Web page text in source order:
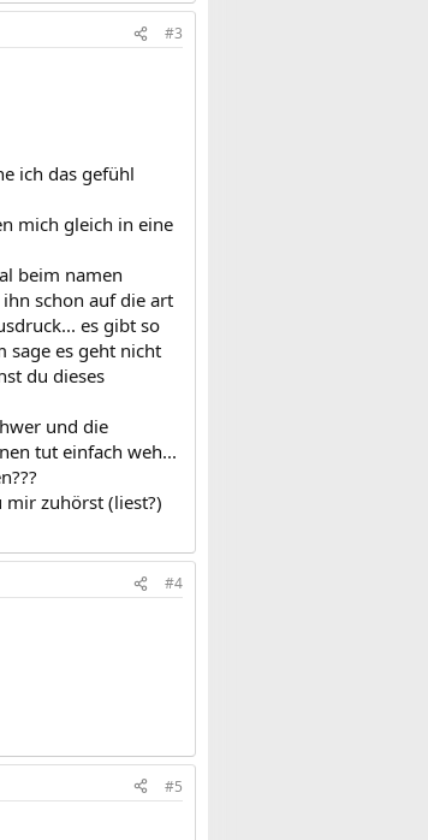
#3
ich das gefühl
mich gleich in eine
beim namen
schon auf die art
es gibt so
sage es geht nicht
du dieses
und die
tut einfach weh...
mir zuhörst (liest?)
#4
#5